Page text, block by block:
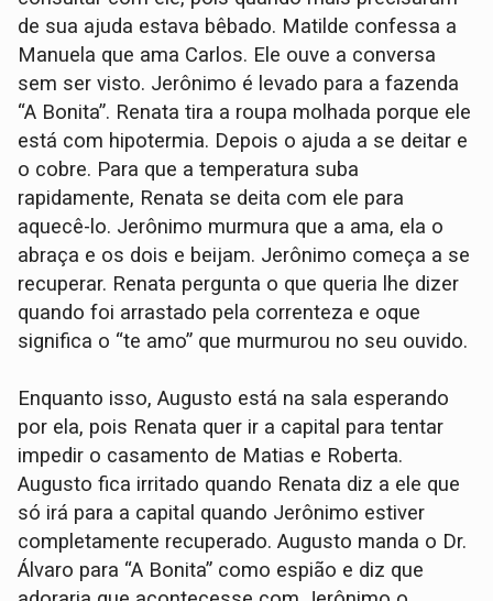
de sua ajuda estava bêbado. Matilde confessa a
Manuela que ama Carlos. Ele ouve a conversa
sem ser visto. Jerônimo é levado para a fazenda
“A Bonita”. Renata tira a roupa molhada porque ele
está com hipotermia. Depois o ajuda a se deitar e
o cobre. Para que a temperatura suba
rapidamente, Renata se deita com ele para
aquecê-lo. Jerônimo murmura que a ama, ela o
abraça e os dois e beijam. Jerônimo começa a se
recuperar. Renata pergunta o que queria lhe dizer
quando foi arrastado pela correnteza e oque
significa o “te amo” que murmurou no seu ouvido.
Enquanto isso, Augusto está na sala esperando
por ela, pois Renata quer ir a capital para tentar
impedir o casamento de Matias e Roberta.
Augusto fica irritado quando Renata diz a ele que
só irá para a capital quando Jerônimo estiver
completamente recuperado. Augusto manda o Dr.
Álvaro para “A Bonita” como espião e diz que